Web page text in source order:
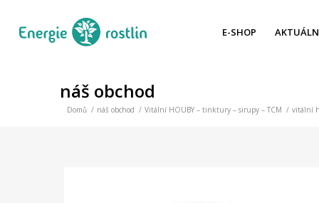
E-SHOP
náš obchod
Domů / náš obchod / Vitální HOUBY – tinktury – sirupy – TCM / vitální